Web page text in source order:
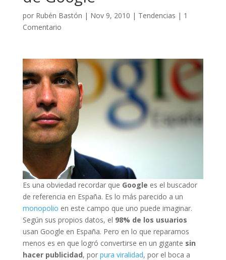
por Rubén Bastón | Nov 9, 2010 | Tendencias | 1
Comentario
Es una obviedad recordar que Google es el buscador
de referencia en España. Es lo más parecido a un
monopolio en este campo que uno puede imaginar.
Según sus propios datos, el 98% de los usuarios
usan Google en España. Pero en lo que reparamos
menos es en que logró convertirse en un gigante sin
hacer publicidad, por pura viralidad, por el boca a